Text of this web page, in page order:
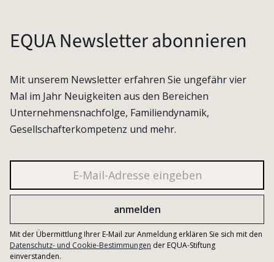
EQUA Newsletter abonnieren
Mit unserem Newsletter erfahren Sie ungefähr vier
Mal im Jahr Neuigkeiten aus den Bereichen
Unternehmensnachfolge, Familiendynamik,
Gesellschafterkompetenz und mehr.
Mit der Übermittlung Ihrer E-Mail zur Anmeldung erklären Sie sich mit den
Datenschutz- und Cookie-Bestimmungen der EQUA-Stiftung
einverstanden.